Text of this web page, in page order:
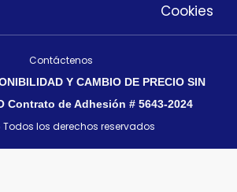
Cookies
los derechos reservados
Y CAMBIO DE PRECIO SIN
Contrato de Adhesión # 5643-2024
Contáctenos